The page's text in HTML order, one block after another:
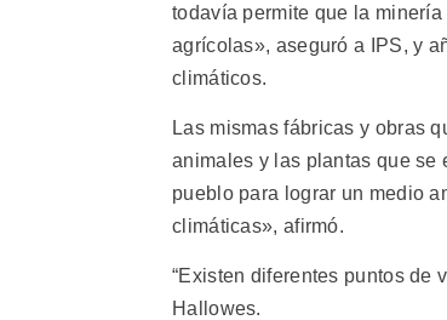
todavía permite que la
agrícolas», aseguró a IPS, y
climáticos.
Las mismas fábricas y obras
animales y las plantas que se
pueblo para lograr un medio
climáticas», afirmó.
“Existen diferentes puntos de
Hallowes.